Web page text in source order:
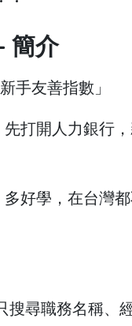
簡介
手友善指數」
打開人力銀行
好學，在台灣
尋職務名稱、